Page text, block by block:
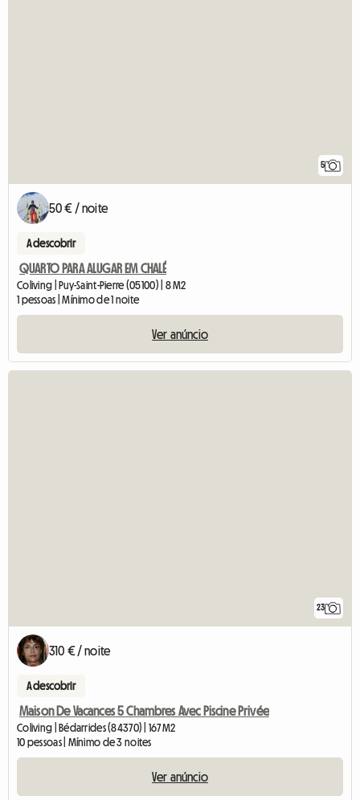
5
50 € / noite
A descobrir
QUARTO PARA ALUGAR EM CHALÉ
Coliving | Puy-Saint-Pierre (05100) | 8 M2
1 pessoas | Mínimo de 1 noite
Ver anúncio
23
310 € / noite
A descobrir
Maison De Vacances 5 Chambres Avec Piscine Privée
Coliving | Bédarrides (84370) | 167 M2
10 pessoas | Mínimo de 3 noites
Ver anúncio